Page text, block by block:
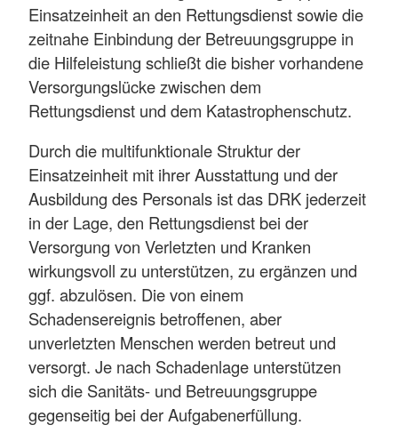
Einsatzeinheit an den Rettungsdienst sowie die
zeitnahe Einbindung der Betreuungsgruppe in
die Hilfeleistung schließt die bisher vorhandene
Versorgungslücke zwischen dem
Rettungsdienst und dem Katastrophenschutz.
Durch die multifunktionale Struktur der
Einsatzeinheit mit ihrer Ausstattung und der
Ausbildung des Personals ist das DRK jederzeit
in der Lage, den Rettungsdienst bei der
Versorgung von Verletzten und Kranken
wirkungsvoll zu unterstützen, zu ergänzen und
ggf. abzulösen. Die von einem
Schadensereignis betroffenen, aber
unverletzten Menschen werden betreut und
versorgt. Je nach Schadenlage unterstützen
sich die Sanitäts- und Betreuungsgruppe
gegenseitig bei der Aufgabenerfüllung.